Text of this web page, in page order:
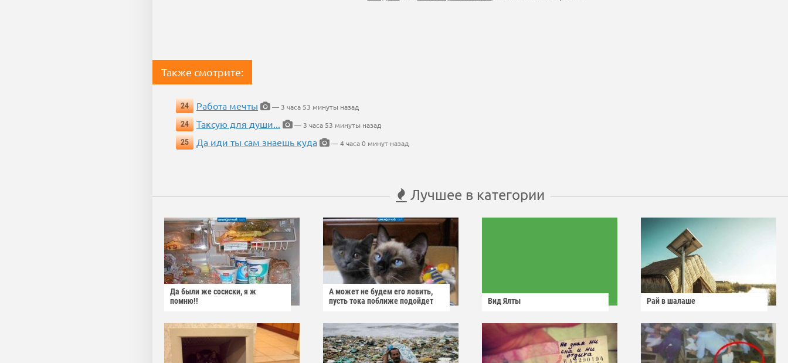
Также смотрите:
24 Работа мечты
— 3 часа 53 минуты назад
24
Таксую для души...
— 3 часа 53 минуты назад
25
Да иди ты сам знаешь куда — 4 часа 0 минут назад
Лучшее в категории
Да были же сосиски, я ж
помню!!
А может не будем его ловить,
пусть тока поближе подойдет
Вид Ялты Рай в шалаше